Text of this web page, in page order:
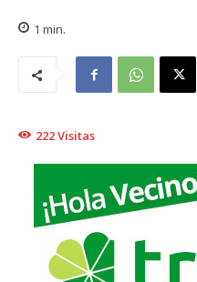
1 min.
222Visitas